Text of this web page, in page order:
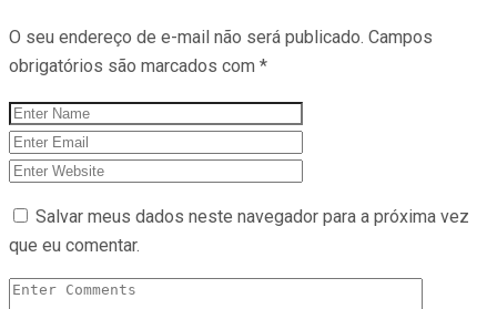
O seu endereço de e-mail não será publicado. Campos
obrigatórios são marcados com *
Salvar meus dados neste navegador para a próxima vez
que eu comentar.